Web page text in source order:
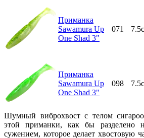
Приманка
Sawamura Up
One Shad 3"
071
Приманка
Sawamura Up
One Shad 3"
098
Шумный виброхвост с телом
этой приманки, как бы разделено
сужением, которое делает хвостовую